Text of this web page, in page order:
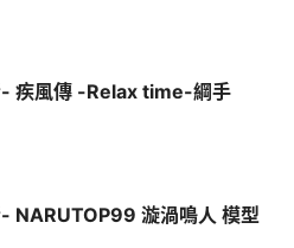
疾風傳 -Relax time-綱手
NARUTOP99 漩渦鳴人 模型